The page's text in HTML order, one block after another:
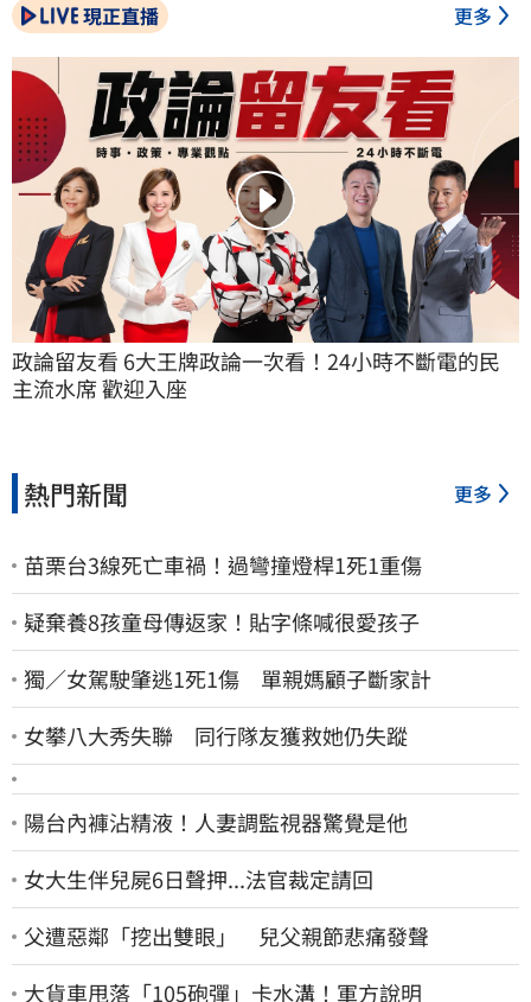
現正直播 更多
政論留友看 6大王牌政論一次看！24小時不斷電的民
主流水席 歡迎入座
熱門新聞 更多
苗栗台3線死亡車禍！過彎撞燈桿1死1重傷
疑棄養8孩童母傳返家！貼字條喊很愛孩子
獨／女駕駛肇逃1死1傷 單親媽顧子斷家計
女攀八大秀失聯 同行隊友獲救她仍失蹤
陽台內褲沾精液！人妻調監視器驚覺是他
女大生伴兒屍6日聲押...法官裁定請回
父遭惡鄰「挖出雙眼」 兒父親節悲痛發聲
大貨車甩落「105砲彈」卡水溝！軍方說明